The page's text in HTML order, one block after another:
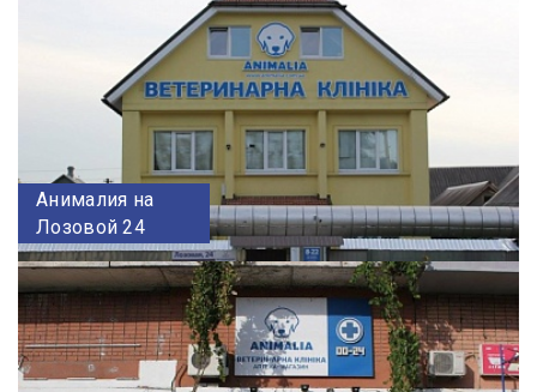
Анималия на
Лозовой 24